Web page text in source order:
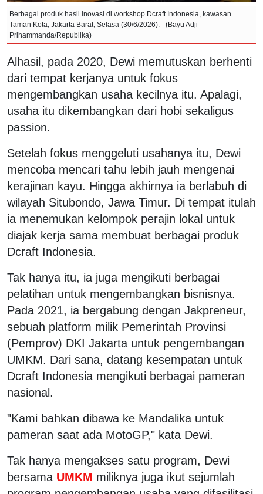
Berbagai produk hasil inovasi di workshop Dcraft Indonesia, kawasan
Taman Kota, Jakarta Barat, Selasa (30/6/2026). - (Bayu Adji
Prihammanda/Republika)
Alhasil, pada 2020, Dewi memutuskan berhenti
dari tempat kerjanya untuk fokus
mengembangkan usaha kecilnya itu. Apalagi,
usaha itu dikembangkan dari hobi sekaligus
passion.
Setelah fokus menggeluti usahanya itu, Dewi
mencoba mencari tahu lebih jauh mengenai
kerajinan kayu. Hingga akhirnya ia berlabuh di
wilayah Situbondo, Jawa Timur. Di tempat itulah
ia menemukan kelompok perajin lokal untuk
diajak kerja sama membuat berbagai produk
Dcraft Indonesia.
Tak hanya itu, ia juga mengikuti berbagai
pelatihan untuk mengembangkan bisnisnya.
Pada 2021, ia bergabung dengan Jakpreneur,
sebuah platform milik Pemerintah Provinsi
(Pemprov) DKI Jakarta untuk pengembangan
UMKM. Dari sana, datang kesempatan untuk
Dcraft Indonesia mengikuti berbagai pameran
nasional.
"Kami bahkan dibawa ke Mandalika untuk
pameran saat ada MotoGP," kata Dewi.
Tak hanya mengakses satu program, Dewi
bersama UMKM miliknya juga ikut sejumlah